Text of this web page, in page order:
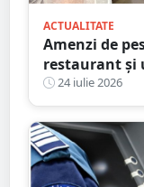
ACTUALITATE
Amenzi de
restaurant și
unde mâncați
24 iulie 2026